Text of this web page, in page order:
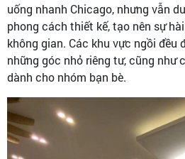
uống nhanh Chicago, nhưng vẫn
phong cách thiết kế, tạo nên sự
không gian. Các khu vực ngồi đều
những góc nhỏ riêng tư, cũng như
dành cho nhóm bạn bè.